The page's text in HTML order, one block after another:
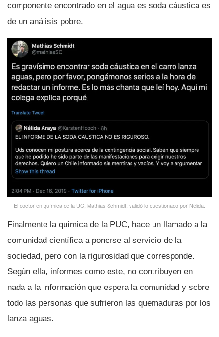
componente encontrado en el agua es soda cáustica es
de un análisis pobre.
El doctor en quí­mica de la UC, Mathias Schmidt, validó lo cuestionado por Nélida.
Finalmente la quí­mica de la PUC, hace un llamado a la
comunidad cientí­fica a ponerse al servicio de la
sociedad, pero con la rigurosidad que corresponde.
Según ella, informes como este, no contribuyen en
nada a la información que espera la comunidad y sobre
todo las personas que sufrieron las quemaduras por los
lanza aguas.